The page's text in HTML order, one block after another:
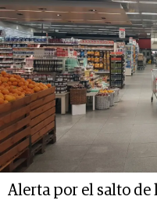
Alerta por el salto